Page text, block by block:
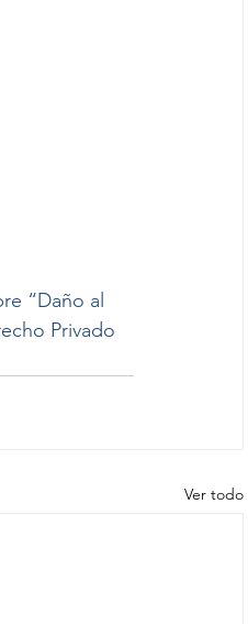
“Daño al
Privado
Ver todo